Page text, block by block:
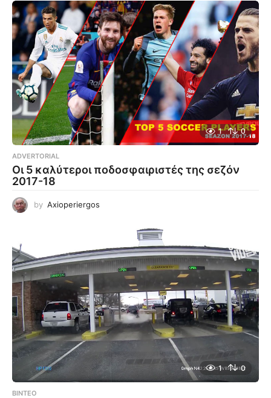
1 0
ADVERTORIAL
Οι 5 καλύτεροι ποδοσφαιριστές της σεζόν
2017-18
by Axioperiergos
1 0
ΒΊΝΤΕΟ